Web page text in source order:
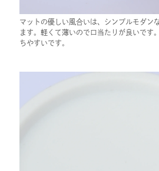
マットの優しい風合いは、シンプルモダン
ます。軽くて薄いので口当たりが良いです
ちやすいです。